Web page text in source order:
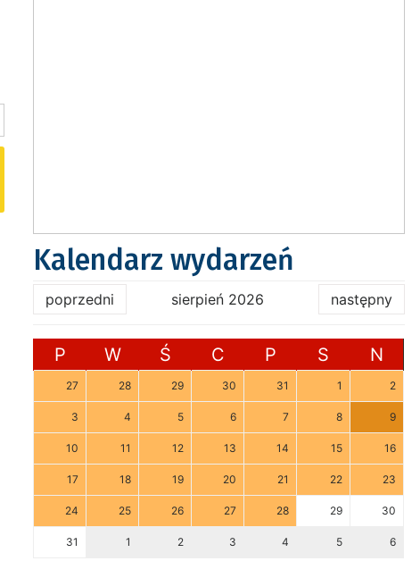
Kalendarz wydarzeń
poprzedni sierpień 2026 następny
P W Ś C P S N
27 28 29 30 31 1 2
3 4 5 6 7 8 9
10 11 12 13 14 15 16
17 18 19 20 21 22 23
24 25 26 27 28 29 30
31 1 2 3 4 5 6